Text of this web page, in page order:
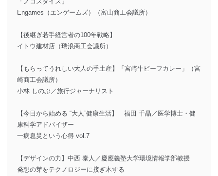
Engames（エンゲームズ）（富山商工会議所）
【後継ぎ若手経営者の100年戦略】
イトウ建材店（瑞浪商工会議所）
【もらってうれしい大人の手土産】「宮崎牛ビーフカレー」（宮
崎商工会議所）
小林 しのぶ／旅行ジャーナリスト
【今日から始める “大人”健康生活】 福田 千晶／医学博士・健
康科学アドバイザー
一病息災という心得 vol.7
【デザインの力】中西 泰人／慶應義塾大学環境情報学部教授
発想の芽をテクノロジーに接ぎ木する